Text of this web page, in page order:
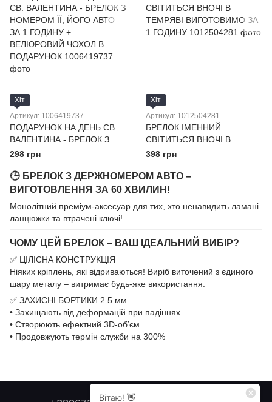
Хіт
Артикул: 1006419737
ПОДАРУНОК НА ДЕНЬ СВ.
ВАЛЕНТИНА - БРЕЛОК З
НОМЕРОМ ЇЇ, ЙОГО АВТО
ВЕЛЮРОВИЙ ЧОХОЛ В
ПОДАРУНОК
298 грн
Хіт
Артикул: 1012504281
БРЕЛОК ІМЕННИЙ
СВІТИТЬСЯ ВНОЧІ В
ТЕМРЯВІ ВИГОТОВИМО ЗА
398 грн
🕒 БРЕЛОК З ДЕРЖНОМЕРОМ АВТО –
ВИГОТОВЛЕННЯ ЗА 60 ХВИЛИН!
Монолітний преміум-аксесуар для тих, хто ненавидить ламані
ланцюжки та втрачені ключі!
ЧОМУ ЦЕЙ БРЕЛОК – ВАШ ІДЕАЛЬНИЙ ВИБІР?
✅ ЦІЛІСНА КОНСТРУКЦІЯ
Ніяких кріплень, які відриваються! Виріб виточений з єдиного
шару металу – витримає будь-яке використання.
✅ ЗАХИСНІ БОРТИКИ 2.5 мм
• Захищають від деформацій при падіннях
• Створюють ефектний 3D-об’єм
• Продовжують термін служби на 300%